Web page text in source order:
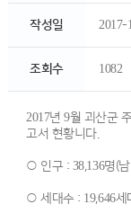
작성일 2017-
조회수 1082
2017년 9월 괴산군
고서 현황니다.
○ 인구 : 38,136명(남
○ 세대수 : 19,646세